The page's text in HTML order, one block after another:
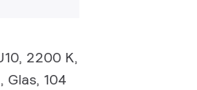
2200 K,
Glas, 104